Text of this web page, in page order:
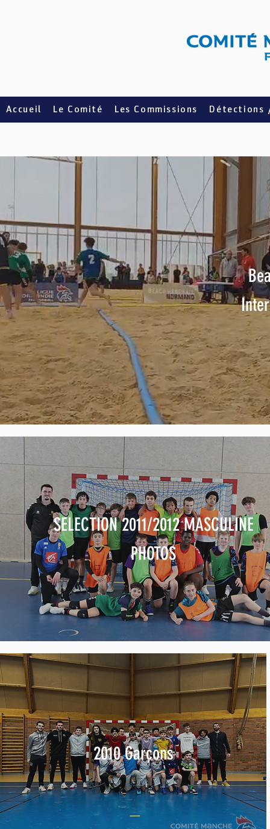
SELECTION 2011/2012 MASCULINE
PHOTOS
2010 Garçons
Accueil Le Comité Les Commissions Détections